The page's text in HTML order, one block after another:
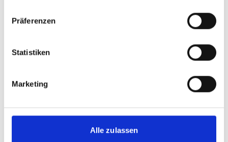
Präferenzen
Statistiken
Marketing
Alle zulassen